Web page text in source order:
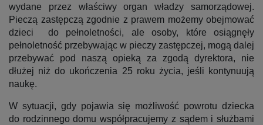
wydane przez właściwy organ władzy samorządowej.
Pieczą zastępczą zgodnie z prawem możemy obejmować
dzieci do pełnoletności, ale osoby, które osiągnęły
pełnoletność przebywając w pieczy zastępczej, mogą dalej
przebywać pod naszą opieką za zgodą dyrektora, nie
dłużej niż do ukończenia 25 roku życia, jeśli kontynuują
naukę.
W sytuacji, gdy pojawia się możliwość powrotu dziecka
do rodzinnego domu współpracujemy z sądem i służbami